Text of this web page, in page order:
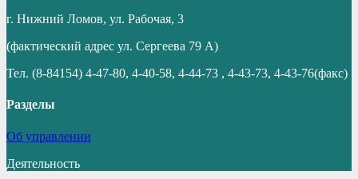
г. Нижний Ломов, ул. Рабочая, 3
(фактический адрес ул. Сергеева 79 А)
Тел. (8-84154) 4-47-80, 4-40-58, 4-44-73 , 4-43-73, 4-43-76(факс)
Разделы
Об управлении
Деятельность